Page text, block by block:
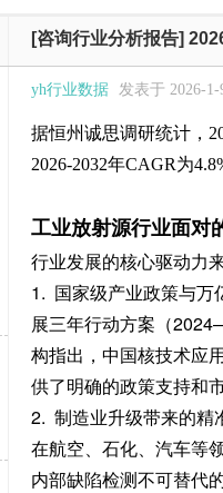
[咨询行业分析报告]
yh行业数据 发表于 2026-1-
据恒州诚思调研统计，
2026-2032年CAGR为
工业放射源行业面对
行业发展的核心驱动力
1. 国家级产业政策与万
展三年行动方案（
构指出，中国核技术应
供了明确的政策支持和
2. 制造业升级带来的精
在航空、石化、汽车等
内部缺陷检测不可替代